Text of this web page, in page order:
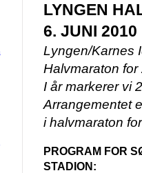
LYNGEN
6. JUNI
Lyngen/Karnes
Halvmaraton for
I år markerer vi
Arrangementet
i halvmaraton
PROGRAM FOR
STADION: